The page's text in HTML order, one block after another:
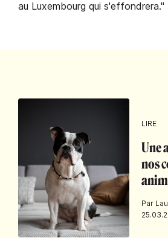
au Luxembourg qui s'effondrera."
LIRE
Une
nos
Par